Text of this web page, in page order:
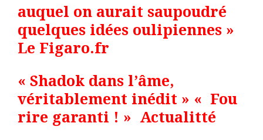
auquel on aurait saupoudré
quelques idées oulipiennes »
Le Figaro.fr
« Shadok dans l’âme,
véritablement inédit » « Fou
rire garanti ! » Actualitté